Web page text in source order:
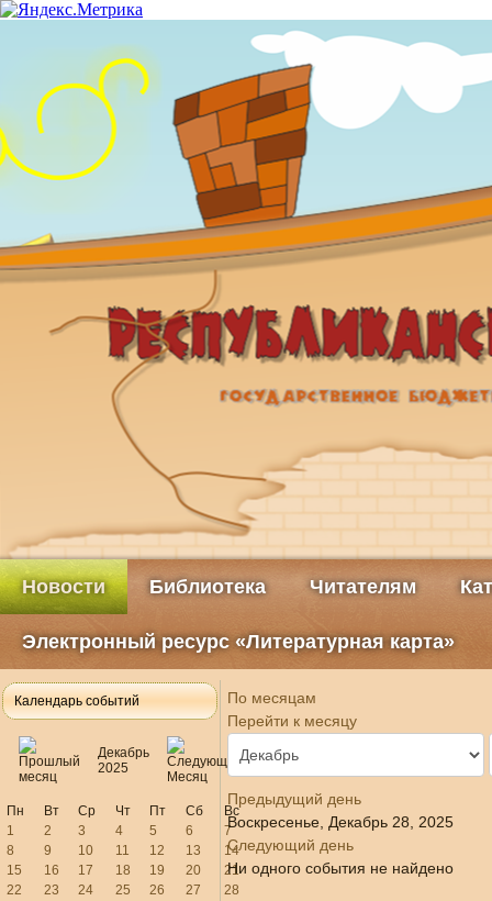
Новости Библиотека Читателям
Электронный ресурс «Литературная карта»
Календарь событий
Декабрь
2025
Пн Вт Ср Чт Пт Сб
Вс
1
2 3 4 5 6
7
8
9 10 11 12 13
14
15
16 17 18 19 20
21
22
23 24 25 26 27
28
По месяцам
Перейти к месяцу
Предыдущий день
Воскресенье, Декабрь 28, 2025
Следующий день
Ни одного события не найдено